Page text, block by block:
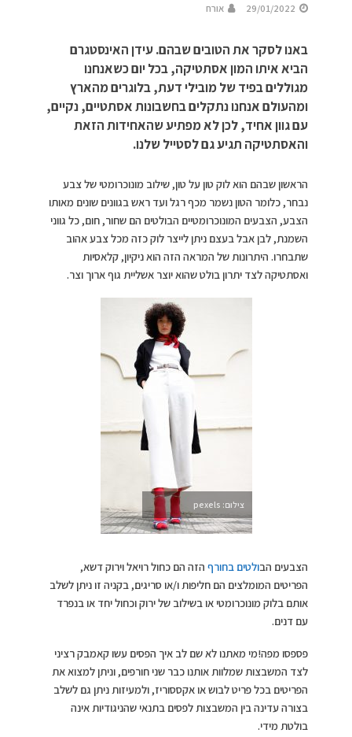
29/01/2022 אורח
באנו לסקר את הטובים שבהם. עידן האינסטגרם
הביא איתו המון אסתטיקה, בכל יום כשאנחנו
מגוללים בפיד של מובילי דעת, בלוגרים מהארץ
ומהעולם אנחנו נתקלים בחשבונות אסתטיים, נקיים,
עם גוון אחיד, לכן לא מפתיע שהאחידות הזאת
והאסתטיקה תגיע גם לסטייל שלנו.
הראשון שבהם הוא לוק טון על טון, שילוב מונוכרומטי של צבע
נבחר, כלומר הטון נשמר מכף רגל ועד ראש בגוונים שונים מאותו
הצבע, הצבעים המונוכרומטיים הבולטים הם שחור, חום, כל גווני
השמנת, לבן אבל בעצם ניתן לייצר לוק כזה מכל צבע אהוב
שתבחרו. היתרונות של המראה הזה הוא ניקיון, קלאסיות
ואסתטיקה לצד יתרון בולט שהוא יוצר אשליית גוף ארוך וצר.
צילום: pexels
הצבעים הבולטים בחורף הזה הם כחול רויאל וירוק דשא,
הפריטים המומלצים הם חליפות ו/או סריגים, בקניה זו ניתן לשלב
אותם בלוק מונוכרומטי או בשילוב של ירוק וכחול יחד או בנפרד
עם דנים.
פספסו מפה!מי מאתנו לא שם לב איך הפסים עשו קאמבק רציני
לצד המשבצות שמלוות אותנו כבר שני חורפים, וניתן למצוא את
הפריטים בכל פריט לבוש או אקססוריז, ולמעיזות ניתן גם לשלב
בצורה עדינה בין המשבצות לפסים בתנאי שהניגודיות אינה
בולטת מידי.